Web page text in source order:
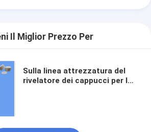
Il Miglior Prezzo Per
Sulla linea attrezzatura del
rivelatore dei cappucci per la